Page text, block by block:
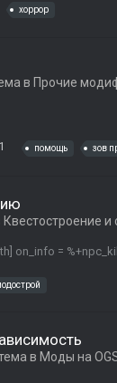
хоррор
в Прочие
1 помощь зов
Квестостроение и
on_info =
в Моды на